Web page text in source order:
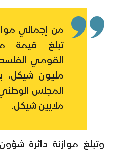
من إجمالي
تبلغ قيمة
مليون شيكل،
ملايين شيكل.
وتبلغ موازنة دائرة